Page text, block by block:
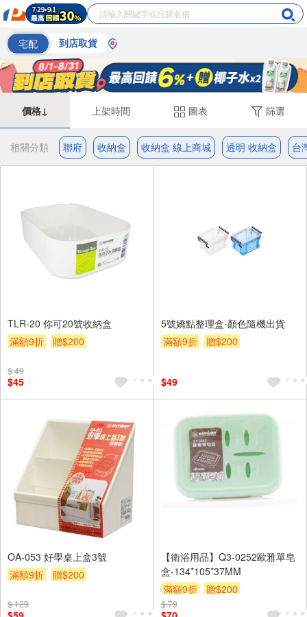
宅配 到店取貨
價格↓ 上架時間 圖表 篩選
相關分類 聯府 收納盒 收納盒 線上商城 透明 收納盒 台
TLR-20 你可20號收納盒
滿額9折
贈$200
$ 49
$45
5號嬌點整理盒-顏色隨機出貨
滿額9折
贈$200
$49
OA-053 好學桌上盒3號
滿額9折
贈$200
$ 129
【衛浴用品】Q3-0252歐雅單皂
盒-134*105*37MM
滿額9折
贈$200
$ 79